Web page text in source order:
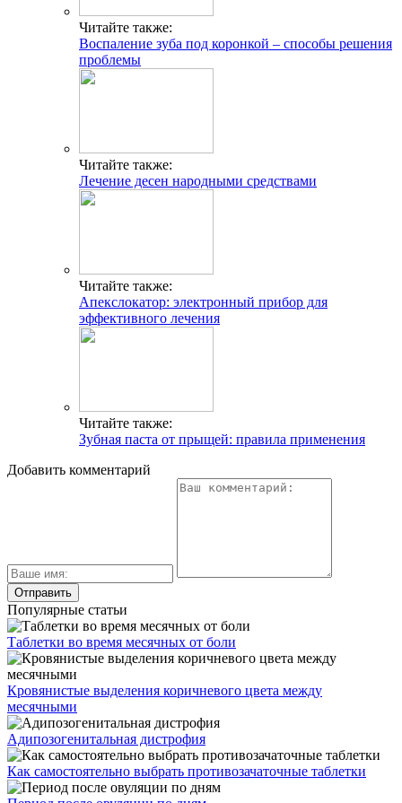
Читайте также:
Воспаление зуба под коронкой – способы решения
проблемы
Читайте также:
Лечение десен народными средствами
Читайте также:
Апекслокатор: электронный прибор для
эффективного лечения
Читайте также:
Зубная паста от прыщей: правила применения
Добавить комментарий
Популярные статьи
Таблетки во время месячных от боли
Кровянистые выделения коричневого цвета между
месячными
Адипозогенитальная дистрофия
Как самостоятельно выбрать противозачаточные таблетки